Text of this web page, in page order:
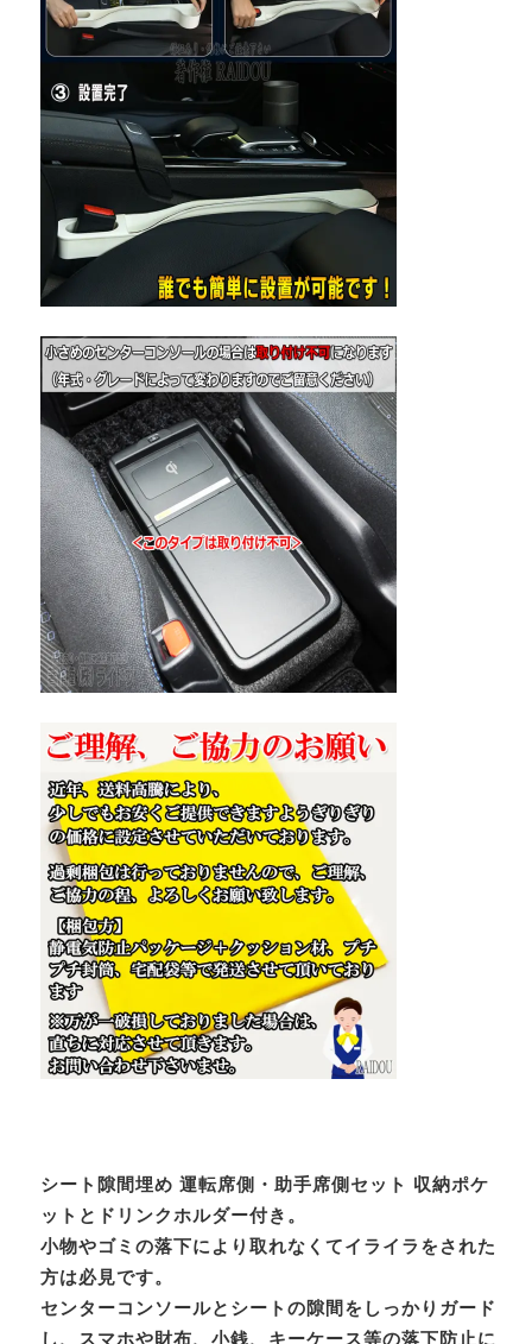
シート隙間埋め 運転席側・助手席側セット 収納ポケ
ットとドリンクホルダー付き。
小物やゴミの落下により取れなくてイライラをされた
方は必見です。
センターコンソールとシートの隙間をしっかりガード
し、スマホや財布、小銭、キーケース等の落下防止に